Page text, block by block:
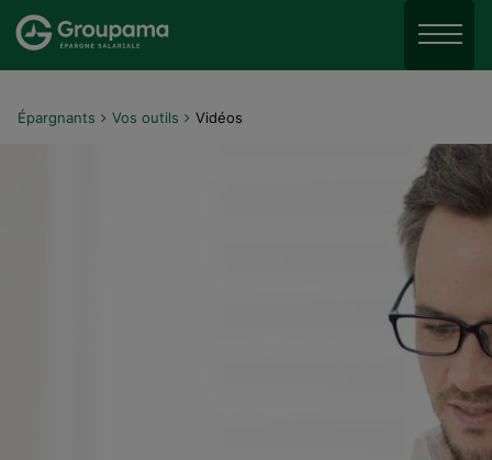
Aller au menu
Aller au contenu
Menu
Épargnants Vos outils Vidéos